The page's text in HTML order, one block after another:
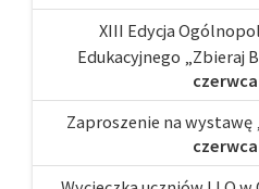
XIII Edycja
Edukacyjnego „Zbieraj
czerwca
Zaproszenie na wystawę
czerwca